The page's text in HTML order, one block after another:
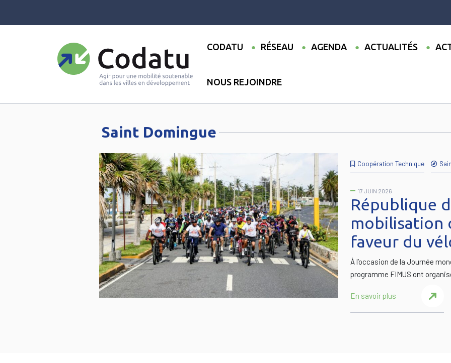
CODATU RÉSEAU AGENDA ACTUALITÉS
NOUS REJOINDRE
Saint Domingue
Coopération Technique
17 JUIN 2026
République
mobilisation
faveur du
À l’occasion de la Journée
programme FIMUS ont
En savoir plus